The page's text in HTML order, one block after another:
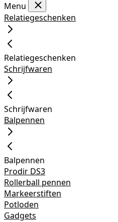
Menu
Relatiegeschenken
Relatiegeschenken
Schrijfwaren
Schrijfwaren
Balpennen
Balpennen
Prodir DS3
Rollerball pennen
Markeerstiften
Potloden
Gadgets